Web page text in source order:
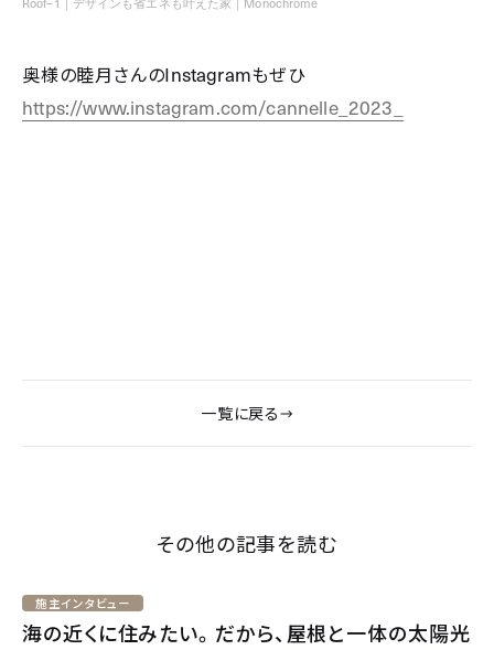
奥様の睦月さんのInstagramもぜひ
https://www.instagram.com/cannelle_2023_
一覧に戻る
その他の記事を読む
施主インタビュー
海の近くに住みたい。だから、屋根と一体の太陽光